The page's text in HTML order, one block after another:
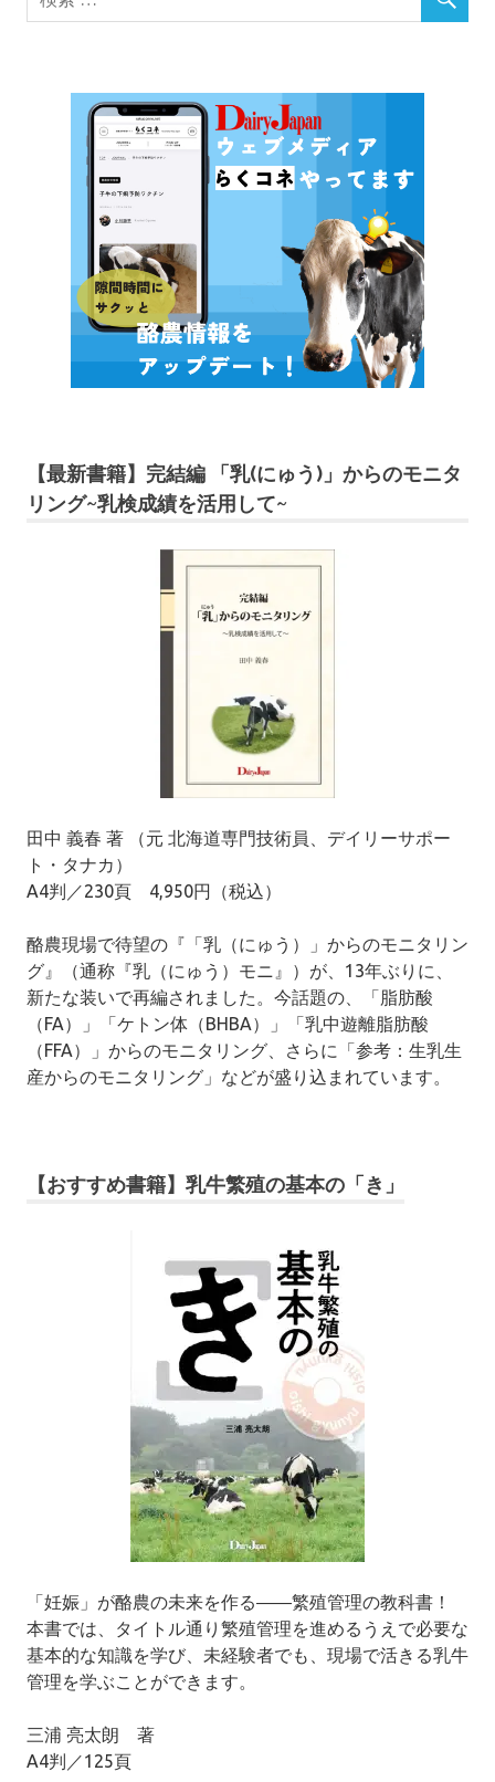
【最新書籍】完結編 「乳(にゅう)」からのモニタ
リング~乳検成績を活用して~
田中 義春 著 （元 北海道専門技術員、デイリーサポー
ト・タナカ）
A4判／230頁 4,950円（税込）
酪農現場で待望の『「乳（にゅう）」からのモニタリン
グ』（通称『乳（にゅう）モニ』）が、13年ぶりに、
新たな装いで再編されました。今話題の、「脂肪酸
（FA）」「ケトン体（BHBA）」「乳中遊離脂肪酸
（FFA）」からのモニタリング、さらに「参考：生乳生
産からのモニタリング」などが盛り込まれています。
【おすすめ書籍】乳牛繁殖の基本の「き」
「妊娠」が酪農の未来を作る――繁殖管理の教科書！
本書では、タイトル通り繁殖管理を進めるうえで必要な
基本的な知識を学び、未経験者でも、現場で活きる乳牛
管理を学ぶことができます。
三浦 亮太朗 著
A4判／125頁